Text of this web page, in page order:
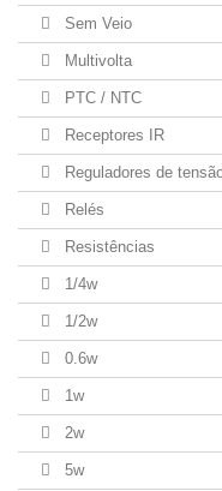
Sem Veio
Multivolta
PTC / NTC
Receptores IR
Reguladores de
Relés
Resistências
1/4w
1/2w
0.6w
1w
2w
5w